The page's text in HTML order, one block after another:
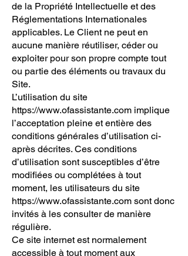
de la Propriété Intellectuelle et des
Réglementations Internationales
applicables. Le Client ne peut en
aucune manière réutiliser, céder ou
exploiter pour son propre compte tout
ou partie des éléments ou travaux du
Site.
L’utilisation du site
https://www.ofassistante.com implique
l’acceptation pleine et entière des
conditions générales d’utilisation ci-
après décrites. Ces conditions
d’utilisation sont susceptibles d’être
modifiées ou complétées à tout
moment, les utilisateurs du site
https://www.ofassistante.com sont donc
invités à les consulter de manière
régulière.
Ce site internet est normalement
accessible à tout moment aux